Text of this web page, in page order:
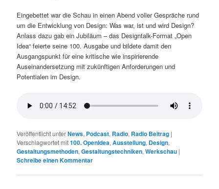
Eingebettet war die Schau in einen Abend voller Gespräche rund
um die Entwicklung von Design: Was war, ist und wird Design?
Anlass dazu gab ein Jubiläum – das Designtalk-Format „Open
Idea“ feierte seine 100. Ausgabe und bildete damit den
Ausgangspunkt für eine kritische wie inspirierende
Auseinandersetzung mit zukünftigen Anforderungen und
Potentialen im Design.
Veröffentlicht unterNews, Podcast, Radio, Radio Beitrag |
Verschlagwortet mit100. OpenIdea,Ausstellung, Design,
Gestaltungsmethoden,Gestaltungstechniken,Werkschau |
Schreibe einen Kommentar